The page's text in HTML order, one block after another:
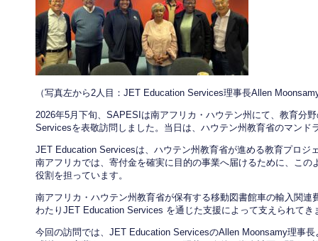
（写真左から2人目：JET Education Services理事長Allen
2026年5月下旬、SAPESIは南アフリカ・ハウテン州にて、教育分
Servicesを表敬訪問しました。当日は、ハウテン州教育省のマンド
JET Education Servicesは、ハウテン州教育省が進める教育プロジ
南アフリカでは、寄付金を確実に目的の事業へ届けるために、こ
役割を担っています。
南アフリカ・ハウテン州教育省が保有する移動図書館車の輸入関
わたりJET Education Services を通じた支援によって支えられてき
今回の訪問では、JET Education ServicesのAllen Moonsamy理事